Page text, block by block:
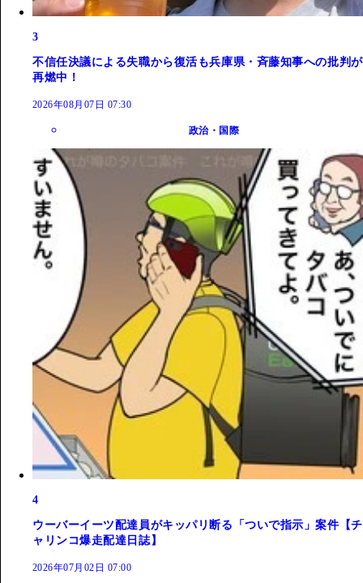
3
不信任決議による失職から復活も兵庫県・斉藤知事への批判が
再燃中！
2026年08月07日 07:30
政治・国際
4
ウーバーイーツ配達員がキッパリ断る「ついで指示」案件【チ
ャリンコ爆走配達日誌】
2026年07月02日 07:00